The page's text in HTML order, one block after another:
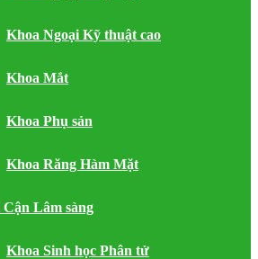
Khoa Ngoại Kỹ thuật cao
Khoa Mắt
Khoa Phụ sản
Khoa Răng Hàm Mặt
Lâm sàng
Khoa Sinh học Phân tử